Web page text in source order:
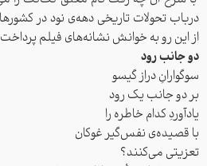
درباب تحولات تاریخی دهه‌ی نود در
از این رو به خوانش نشانه‌های فیلم
دو جانب رود
سوگوارانِ دراز گیسو
بر دو جانب یک رود
یادآوردِ کدام خاطره را
با قصیده‌ی نفس‌گیر غوکان
تعزیتی می‌کنند؟
جهت ورود نام کاربری